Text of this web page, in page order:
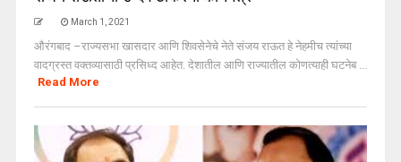
March 1, 2021
औरंगबाद –राज्यसभा खासदार आणि शिवसेनेचे नेते संजय राऊत हे नेहमीच त्यांच्या
वादग्रस्त वक्तव्यासाठी प्रसिध्द आहेत. देशातील आणि राज्यातील कोणत्याही घटनेब ...
Read More